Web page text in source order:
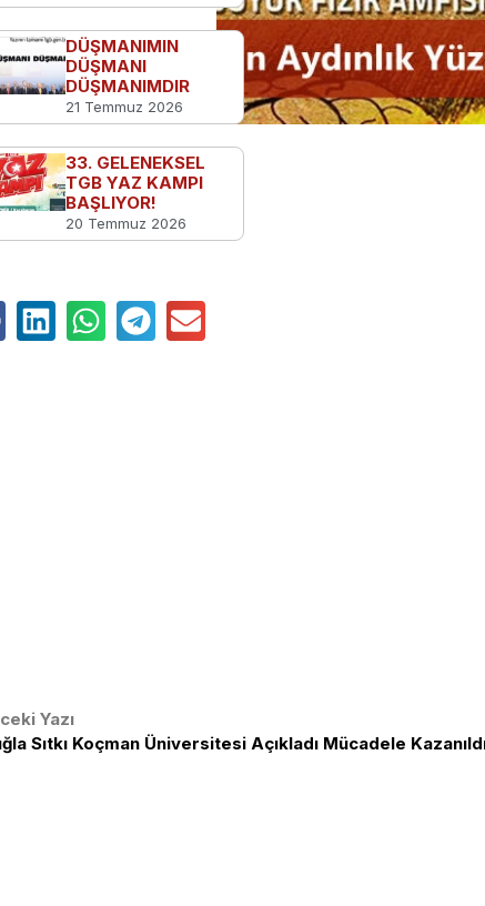
DÜŞMANIMIN
DÜŞMANI
DÜŞMANIMDIR
21 Temmuz 2026
33. GELENEKSEL
TGB YAZ KAMPI
BAŞLIYOR!
20 Temmuz 2026
Yazı
Sıtkı Koçman Üniversitesi Açıkladı Mücadele